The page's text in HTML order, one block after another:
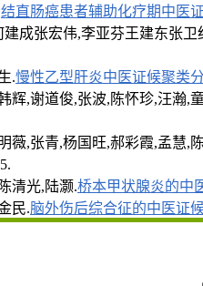
结直肠癌患者辅助化疗期中医
建成张宏伟,李亚芬王建东张
.慢性乙型肝炎中医证候聚类
辉,谢道俊,张波,陈怀珍,汪瀚,
薇,张青,杨国旺,郝彩霞,孟慧,
清光,陆灏.桥本甲状腺炎的中
民.脑外伤后综合征的中医证